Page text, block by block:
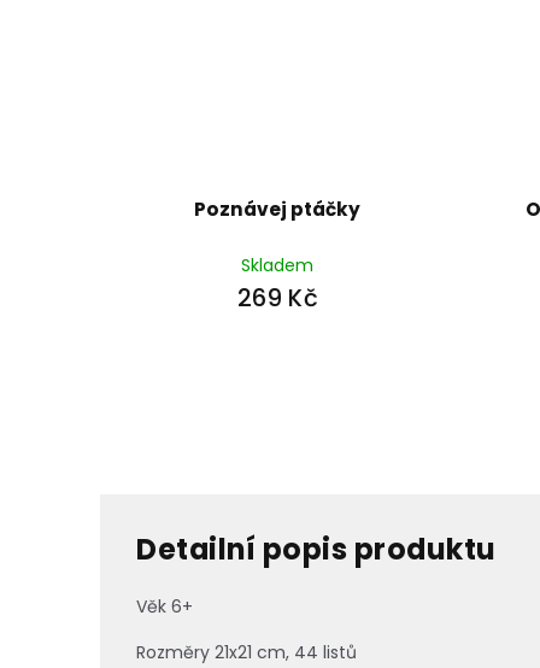
Poznávej ptáčky
Skladem
269 Kč
Detailní popis produktu
Věk 6+
Rozměry 21x21 cm, 44 listů